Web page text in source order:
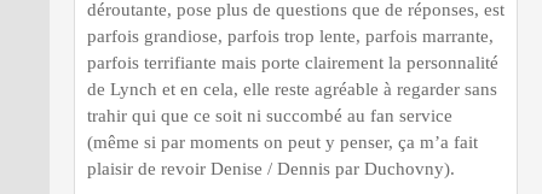
déroutante, pose plus de questions que de réponses, est
parfois grandiose, parfois trop lente, parfois marrante,
parfois terrifiante mais porte clairement la personnalité
de Lynch et en cela, elle reste agréable à regarder sans
trahir qui que ce soit ni succombé au fan service
(même si par moments on peut y penser, ça m’a fait
plaisir de revoir Denise / Dennis par Duchovny).